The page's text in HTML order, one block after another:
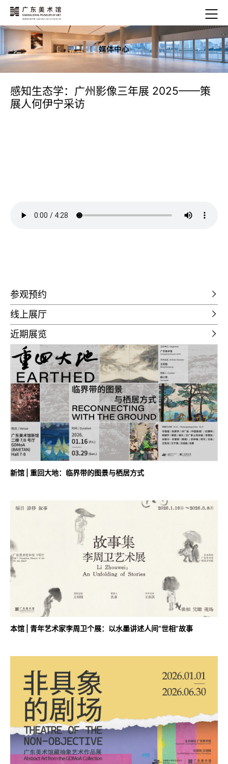
感知生态学：广州影像三年展 2025——策
展人何伊宁采访
参观预约
线上展厅
近期展览
新馆 | 重回大地：临界带的图景与栖居方式
本馆 | 青年艺术家李周卫个展：以水墨讲述人间“世相”故事